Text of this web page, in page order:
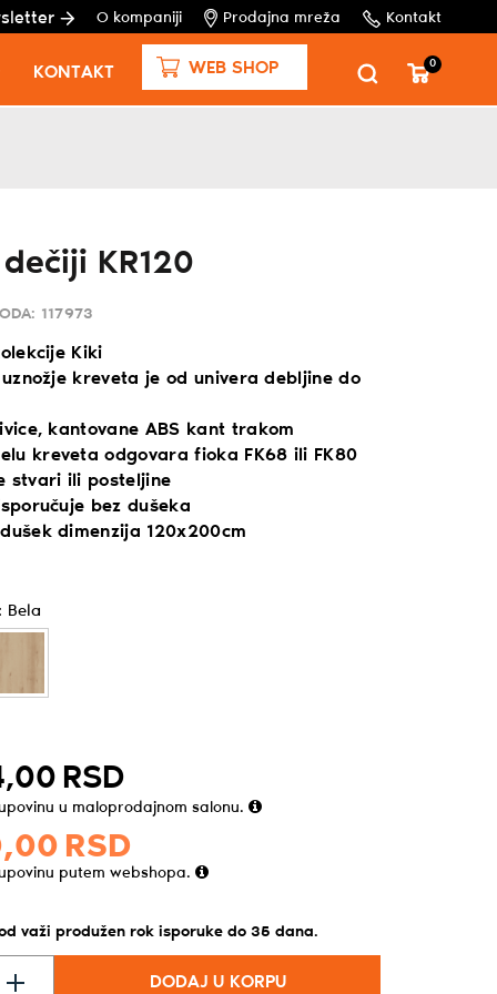
O kompaniji Prodajna mreža Kontakt
KONTAKT WEB SHOP 0
KR120
117973
Kiki
kreveta je od univera debljine do
kantovane ABS kant trakom
kreveta odgovara fioka FK68 ili FK80
stvari ili posteljine
bez dušeka
dimenzija 120x200cm
: Bela
00 RSD
u maloprodajnom salonu.
00 RSD
putem webshopa.
važi produžen rok isporuke do35 dana.
DODAJ U KORPU